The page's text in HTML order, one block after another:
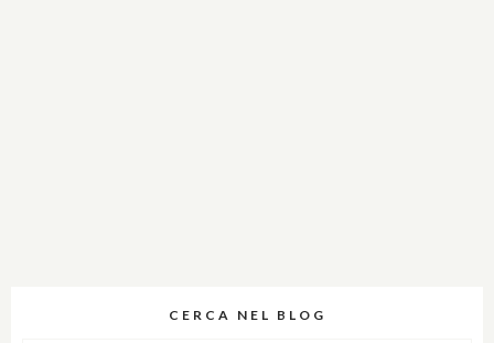
CERCA NEL BLOG